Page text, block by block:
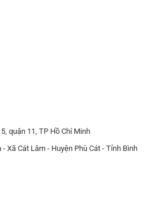
quận 11, TP Hồ Chí Minh
Xã Cát Lâm - Huyện Phù Cát - Tỉnh Bình